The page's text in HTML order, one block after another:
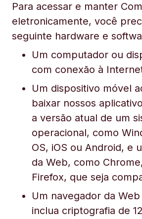
Para acessar e manter
eletronicamente, você
seguinte hardware e
Um computador ou
com conexão à
Um dispositivo móvel
baixar nossos
a versão atual de um
operacional, como
OS, iOS ou Android, e
da Web, como
Firefox, que seja
Um navegador da
inclua criptografia de